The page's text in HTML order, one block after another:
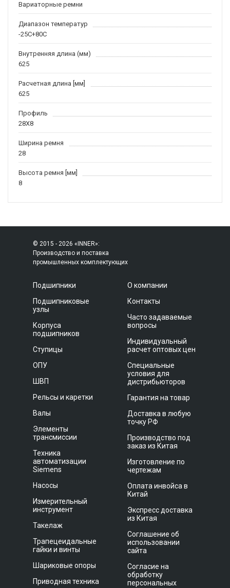
Вариаторные ремни
Диапазон температур
-25С+80С
Внутренняя длина (мм)
625
Расчетная длина [мм]
625
Профиль
28X8
Ширина ремня
28
Высота ремня [мм]
8
© 2015 - 2026 «INNER»:
Производство и поставка
промышленных комплектующих
Подшипники
Подшипниковые
узлы
Корпуса
подшипников
Ступицы
ОПУ
ШВП
Рельсы и каретки
Валы
Элементы
трансмиссии
Техника
автоматизации
Siemens
Насосы
Измерительный
инструмент
Такелаж
Трапецеидальные
гайки и винты
Шариковые опоры
Приводная техника
О компании
Контакты
Часто задаваемые
вопросы
Индивидуальный
расчет оптовых цен
Специальные
условия для
дистрибьюторов
Гарантия на товар
Доставка в любую
точку РФ
Производство под
заказ из Китая
Изготовление по
чертежам
Оплата инвойса в
Китай
Экспресс доставка
из Китая
Соглашение об
использовании
сайта
Согласие на
обработку
персональных